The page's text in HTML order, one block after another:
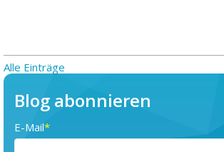
Alle Einträge
Blog abonnieren
E-Mail*